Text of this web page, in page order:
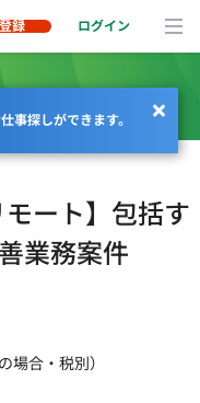
録 ログイン
事探しができます。
ート】包括す
業務案件
合・税別）